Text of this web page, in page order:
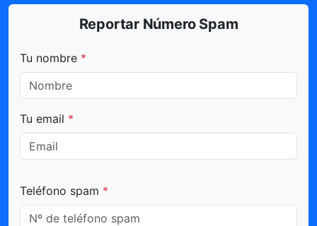
Reportar Número Spam
Tu nombre *
Tu email *
Teléfono spam *